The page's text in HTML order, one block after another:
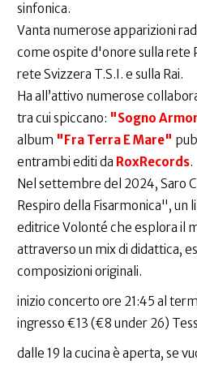
sinfonica.
Vanta numerose apparizioni
come ospite d'onore sulla rete
rete Svizzera T.S.I. e sulla Rai.
Ha all’attivo numerose
tra cui spiccano: "Sogno
album "Fra Terra E Mare"
entrambi editi da RoxRecords.
Nel settembre del 2024, Saro
Respiro della Fisarmonica", un
editrice Volonté che esplora il
attraverso un mix di didattica,
composizioni originali.
inizio concerto ore 21:45 al
ingresso €13 (€8 under 26)
dalle 19 la cucina è aperta, se